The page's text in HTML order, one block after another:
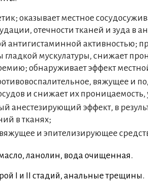
оказывает местное
отечности тканей и зуда в
антигистаминной активностью;
мускулатуры, снижает
обнаруживает эффект
вяжущее и
и снижает их
анестезирующий эффект, в
в тканях;
и эпителизирующее
ланолин, вода очищенная.
I и II стадий, анальные трещины.